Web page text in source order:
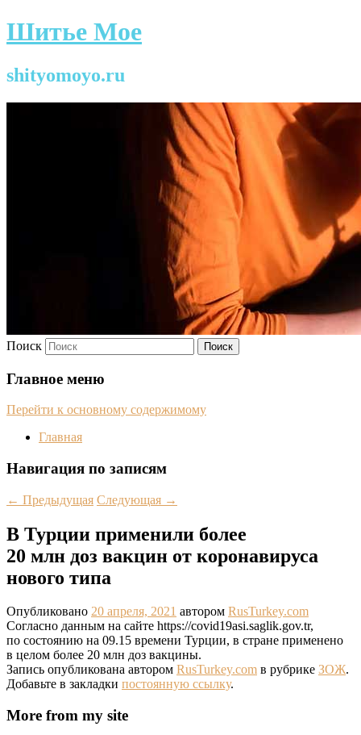
Шитье Мое
shityomoyo.ru
Поиск
Главное меню
Перейти к основному содержимому
Главная
Навигация по записям
← Предыдущая Следующая →
В Турции применили более
20 млн доз вакцин от коронавируса
нового типа
Опубликовано 20 апреля, 2021 автором RusTurkey.com
Согласно данным на сайте https://covid19asi.saglik.gov.tr,
по состоянию на 09.15 времени Турции, в стране применено
в целом более 20 млн доз вакцины.
Запись опубликована автором RusTurkey.com в рубрике ЗОЖ.
Добавьте в закладки постоянную ссылку.
More from my site